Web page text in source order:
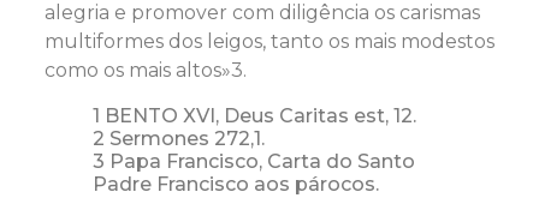
alegria e promover com diligência os carismas
multiformes dos leigos, tanto os mais modestos
como os mais altos»3.
1 BENTO XVI, Deus Caritas est, 12.
2 Sermones 272,1.
3 Papa Francisco, Carta do Santo
Padre Francisco aos párocos.